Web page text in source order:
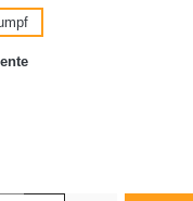
auswählen